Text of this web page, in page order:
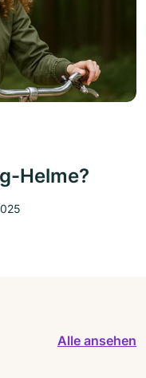
Helme?
Alle ansehen